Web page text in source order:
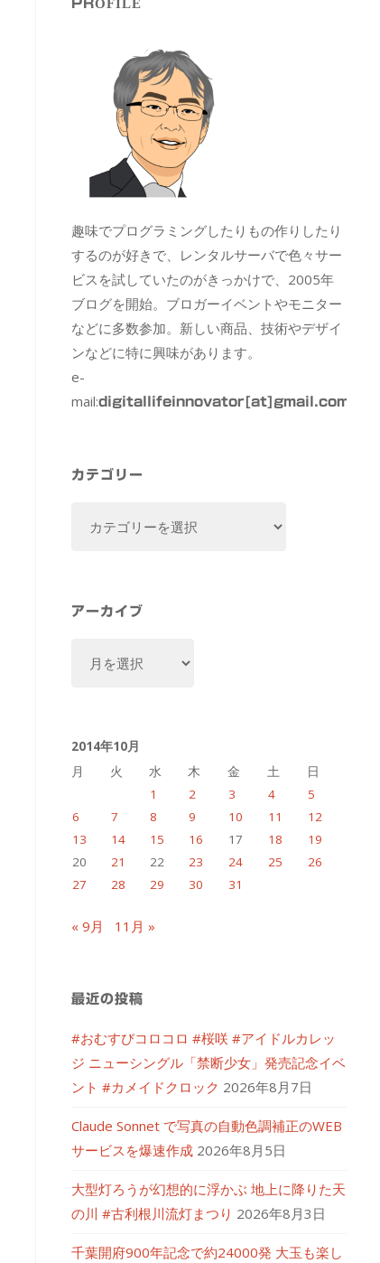
PROFILE
趣味でプログラミングしたりもの作りしたり
するのが好きで、レンタルサーバで色々サー
ビスを試していたのがきっかけで、2005年
ブログを開始。ブロガーイベントやモニター
などに多数参加。新しい商品、技術やデザイ
ンなどに特に興味があります。
e-
mail:digitallifeinnovator[at]gmail.com
カテゴリー
ー
アーカイブ
ブ
2014年10月
月
火 水 木 金 土
日
1
2 3 4
5
6
7 8 9 10 11
12
13
14 15 16 17 18
19
20
21 22 23 24 25
26
27
28 29 30 31
« 9月 11月 »
最近の投稿
#おむすびコロコロ #桜咲 #アイドルカレッ
ジ ニューシングル「禁断少女」発売記念イベ
ント #カメイドクロック 2026年8月7日
Claude Sonnet で写真の自動色調補正のWEB
サービスを爆速作成 2026年8月5日
大型灯ろうが幻想的に浮かぶ 地上に降りた天
の川 #古利根川流灯まつり 2026年8月3日
千葉開府900年記念で約24000発 大玉も楽し